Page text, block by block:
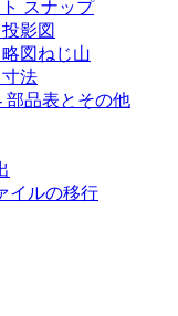
スナップ
影図
図ねじ山
法
部品表とその他
イルの移行